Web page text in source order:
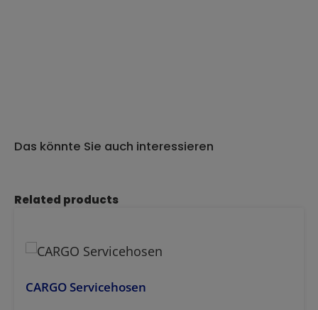
Das könnte Sie auch interessieren
Produktgalerie überspringen
Related products
CARGO Servicehosen